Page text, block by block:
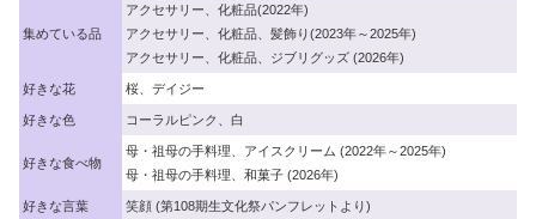
集めている品
アクセサリー、化粧品(2022年)
アクセサリー、化粧品、髪飾り(2023年～2025年)
アクセサリー、化粧品、ジブリグッズ (2026年)
好きな花 桜、デイジー
好きな色 コーラルピンク、白
好きな食べ物
母・祖母の手料理、アイスクリーム (2022年～2025年)
母・祖母の手料理、和菓子 (2026年)
好きな言葉 笑顔 (第108期生文化祭パンフレットより)